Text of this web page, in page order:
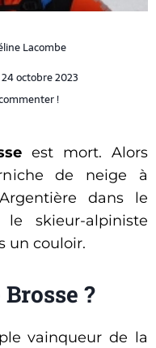
Lacombe
24 octobre 2023
!
est mort. Alors
de neige à
dans le
le skieur-alpiniste
un couloir.
?
vainqueur de la